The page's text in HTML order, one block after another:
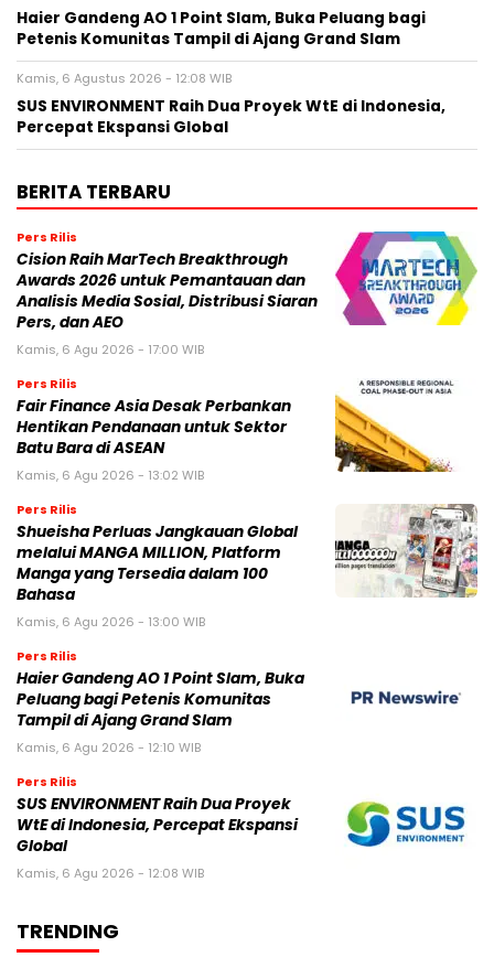
Haier Gandeng AO 1 Point Slam, Buka Peluang bagi
Petenis Komunitas Tampil di Ajang Grand Slam
Kamis, 6 Agustus 2026 - 12:08 WIB
SUS ENVIRONMENT Raih Dua Proyek WtE di Indonesia,
Percepat Ekspansi Global
BERITA TERBARU
Pers Rilis
Cision Raih MarTech Breakthrough
Awards 2026 untuk Pemantauan dan
Analisis Media Sosial, Distribusi Siaran
Pers, dan AEO
Kamis, 6 Agu 2026 - 17:00 WIB
Pers Rilis
Fair Finance Asia Desak Perbankan
Hentikan Pendanaan untuk Sektor
Batu Bara di ASEAN
Kamis, 6 Agu 2026 - 13:02 WIB
Pers Rilis
Shueisha Perluas Jangkauan Global
melalui MANGA MILLION, Platform
Manga yang Tersedia dalam 100
Bahasa
Kamis, 6 Agu 2026 - 13:00 WIB
Pers Rilis
Haier Gandeng AO 1 Point Slam, Buka
Peluang bagi Petenis Komunitas
Tampil di Ajang Grand Slam
Kamis, 6 Agu 2026 - 12:10 WIB
Pers Rilis
SUS ENVIRONMENT Raih Dua Proyek
WtE di Indonesia, Percepat Ekspansi
Global
Kamis, 6 Agu 2026 - 12:08 WIB
TRENDING